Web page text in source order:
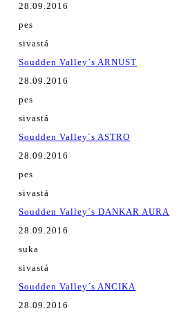
28.09.2016
pes
sivastá
Soudden Valley´s ARNUST
28.09.2016
pes
sivastá
Soudden Valley´s ASTRO
28.09.2016
pes
sivastá
Soudden Valley´s DANKAR AURA
28.09.2016
suka
sivastá
Soudden Valley´s ANCIKA
28.09.2016